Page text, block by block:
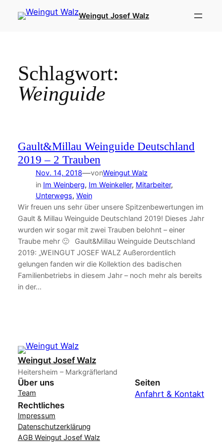
Inhalt
Weingut Josef Walz
Schlagwort:
Weinguide
Gault&Millau Weinguide Deutschland
2019 – 2 Trauben
Nov. 14, 2018—vonWeingut Walz
in Im Weinberg, Im Weinkeller, Mitarbeiter
Unterwegs, Wein
Wir freuen uns sehr über unsere Spitzenbewertungen im
Gault & Millau Weinguide Deutschland 2019! Dieses Jahr
wurden wir sogar mit zwei Trauben belohnt – einer
Traube mehr 🙂 Gault&Millau Weinguide Deutschland
2019: „WEINGUT JOSEF WALZ Außerordentlich
gelungen fanden wir die Kollektion des badischen
Familienbetriebs in diesem Jahr – noch mehr als bereits
in der…
Weingut Josef Walz
Heitersheim – Markgräflerland
Über uns
Team
Seiten
Anfahrt & Kontakt
Rechtliches
Impressum
Datenschutzerklärung
AGB Weingut Josef Walz